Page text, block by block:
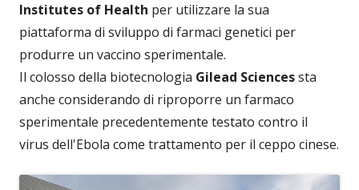
Institutes of Health per utilizzare la sua
piattaforma di sviluppo di farmaci genetici per
produrre un vaccino sperimentale.
Il colosso della biotecnologia Gilead Sciencessta
anche considerando di riproporre un farmaco
sperimentale precedentemente testato contro il
virus dell'Ebola come trattamento per il ceppo cinese.